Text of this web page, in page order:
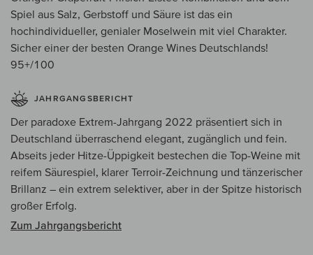
Spiel aus Salz, Gerbstoff und Säure ist das ein
hochindividueller, genialer Moselwein mit viel Charakter.
Sicher einer der besten Orange Wines Deutschlands!
95+/100
JAHRGANGSBERICHT
Der paradoxe Extrem-Jahrgang 2022 präsentiert sich in
Deutschland überraschend elegant, zugänglich und fein.
Abseits jeder Hitze-Üppigkeit bestechen die Top-Weine mit
reifem Säurespiel, klarer Terroir-Zeichnung und tänzerischer
Brillanz – ein extrem selektiver, aber in der Spitze historisch
großer Erfolg.
Zum Jahrgangsbericht